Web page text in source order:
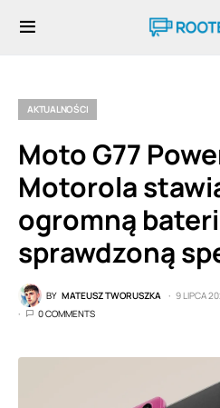
AKTUALNOŚCI
Moto G77
Motorola
ogromną
sprawdzoną
BY MATEUSZ TWORUSZKA 9 LIPCA
0 COMMENTS